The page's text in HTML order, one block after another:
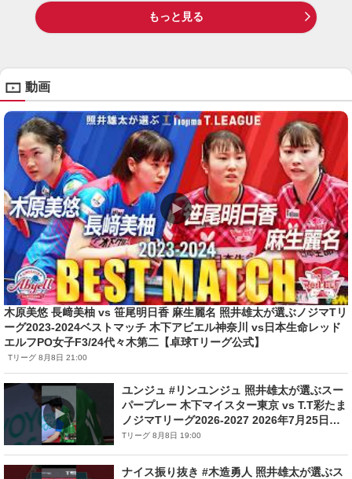
もっと見る
動画
木原美悠 長﨑美柚 vs 笹尾明日香 麻生麗名 照井雄太が選ぶノジマTリ
ーグ2023-2024ベストマッチ 木下アビエル神奈川 vs日本生命レッド
エルフPO女子F3/24代々木第二【卓球Tリーグ公式】
Tリーグ 8月8日 21:00
ユンジュ #リンユンジュ 照井雄太が選ぶスー
パープレー 木下マイスター東京 vs T.T彩たま
ノジマTリーグ2026-2027 2026年7月25日
(土)新竹県立体育館 台湾【卓球 Tリーグ公
Tリーグ 8月8日 19:00
ナイス振り抜き #木造勇人 照井雄太が選ぶス